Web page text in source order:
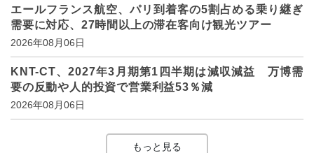
エールフランス航空、パリ到着客の5割占める乗り継ぎ
需要に対応、27時間以上の滞在客向け観光ツアー
2026年08月06日
KNT-CT、2027年3月期第1四半期は減収減益 万博需
要の反動や人的投資で営業利益53％減
2026年08月06日
もっと見る